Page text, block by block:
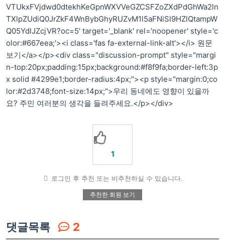
VTUkxFVjdwd0dtekhKeGpnWXVVeGZCSFZoZXdPdGhWa2ln
TXlpZUdiQ0JrZkF4WnBybGhyRUZvM1l5aFNiSl9HZlQtampW
Q05YdlJZcjVR?oc=5' target='_blank' rel='noopener' style='c
olor:#667eea;'><i class='fas fa-external-link-alt'></i> 원문
보기</a></p><div class="discussion-prompt" style="margi
n-top:20px;padding:15px;background:#f8f9fa;border-left:3p
x solid #4299e1;border-radius:4px;"><p style="margin:0;co
lor:#2d3748;font-size:14px;">우리 동네에도 영향이 있을까
요? 주민 여러분의 생각을 들려주세요.</p></div>
1
로그인 후 추천 또는 비추천하실 수 있습니다.
추천한 회원 보기
댓글목록 2